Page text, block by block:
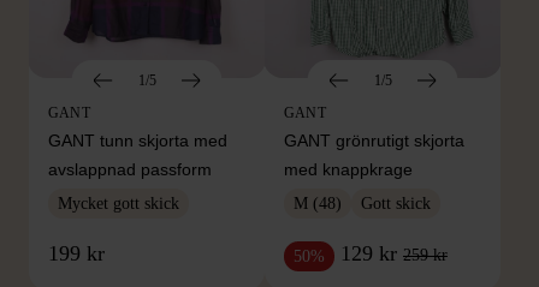
1/5
GANT
GANT tunn skjorta med
avslappnad passform
Mycket gott skick
199 kr
1/5
GANT
GANT grönrutigt skjorta
med knappkrage
M (48) Gott skick
50% 129 kr 259 kr